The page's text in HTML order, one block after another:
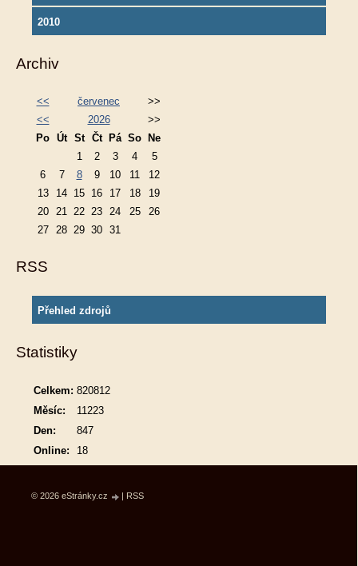
2010
Archiv
<< červenec
>>
<<
2026
>>
Po Út St Čt Pá So
Ne
1
2 3 4
5
6
7 8 9 10 11
12
13
14 15 16 17 18
19
20
21 22 23 24 25
26
27
28 29 30 31
RSS
Přehled zdrojů
Statistiky
Online: 18
Celkem: 820812
Měsíc:
11223
Den:
847
© 2026 eStránky.cz | RSS